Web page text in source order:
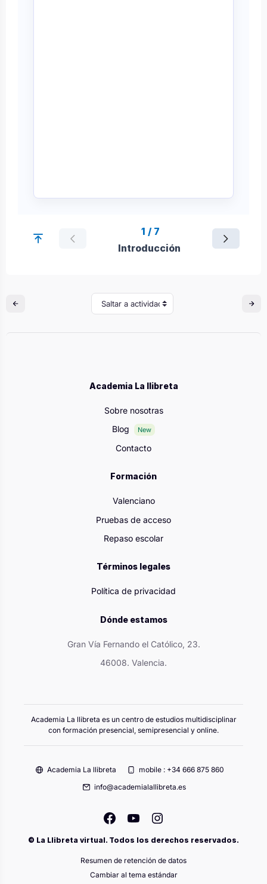
Saltar a actividad
Academia La llibreta
Sobre nosotras
Blog
New
Contacto
Formación
Valenciano
Pruebas de acceso
Repaso escolar
Términos legales
Política de privacidad
Dónde estamos
Gran Vía Fernando el Católico, 23.
46008. Valencia.
Academia La llibreta es un centro de estudios multidisciplinar
con formación presencial, semipresencial y online.
Academia La llibreta
mobile : +34 666 875 860
info@academialallibreta.es
© La Llibreta virtual. Todos los derechos reservados.
Resumen de retención de datos
Cambiar al tema estándar